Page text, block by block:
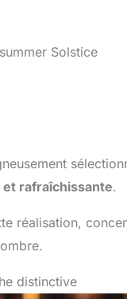
Solstice
et rafraîchissante.
réalisation,
distinctive